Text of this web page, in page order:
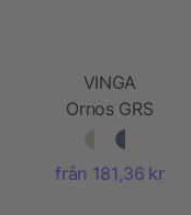
VINGA
Ornos GRS
hamamrock
från 181,36 kr